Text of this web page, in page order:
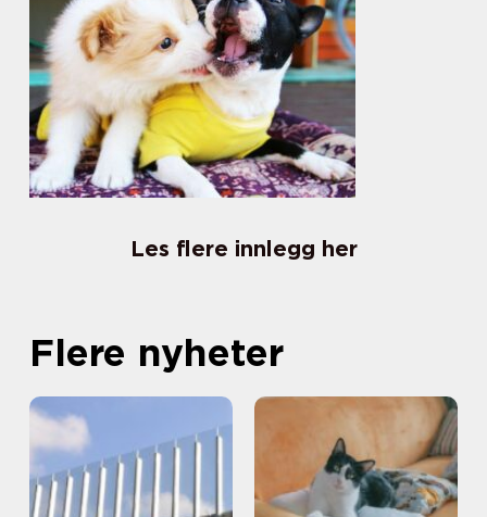
Les flere innlegg her
Flere nyheter